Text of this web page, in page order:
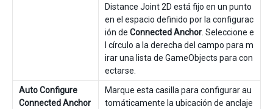
Distance Joint 2D está fijo en un punto
en el espacio definido por la configurac
ión de Connected Anchor. Seleccione e
l círculo a la derecha del campo para m
irar una lista de GameObjects para con
ectarse.
Auto Configure
Connected Anchor
Marque esta casilla para configurar au
tomáticamente la ubicación de anclaje